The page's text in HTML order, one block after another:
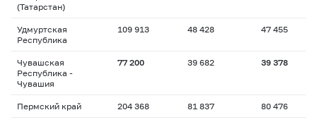
(Татарстан)
Удмуртская
Республика
109 913 48 428 47 455
Чувашская
Республика -
Чувашия
77 200 39 682 39 378
Пермский край 204 368 81 837 80 476